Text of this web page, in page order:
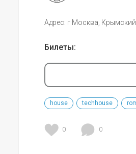
Адрес: г Москва, Крымский
Билеты:
house techhouse
0 0